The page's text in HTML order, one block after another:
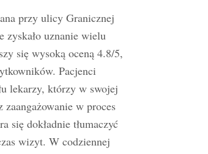
przy ulicy Granicznej
uznanie wielu
się wysoką oceną 4.8/5,
Pacjenci
lekarzy, którzy w swojej
zaangażowanie w proces
się dokładnie tłumaczyć
wizyt. W codziennej